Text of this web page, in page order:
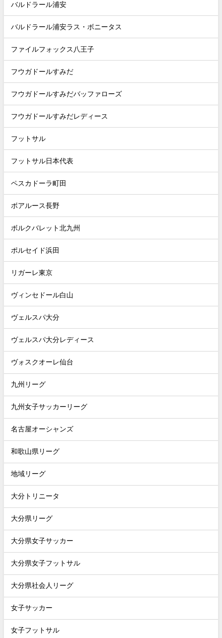
バルドラール浦安
バルドラール浦安ラス・ボニータス
ファイルフォックス八王子
フウガドールすみだ
フウガドールすみだバッファローズ
フウガドールすみだレディース
フットサル
フットサル日本代表
ペスカドーラ町田
ボアルース長野
ボルクバレット北九州
ポルセイド浜田
リガーレ東京
ヴィンセドール白山
ヴェルスパ大分
ヴェルスパ大分レディース
ヴォスクオーレ仙台
九州リーグ
九州女子サッカーリーグ
名古屋オーシャンズ
和歌山県リーグ
地域リーグ
大分トリニータ
大分県リーグ
大分県女子サッカー
大分県女子フットサル
大分県社会人リーグ
女子サッカー
女子フットサル